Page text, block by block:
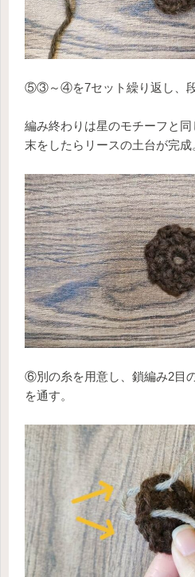
⑤③～④を7セット繰り返し、段
編み終わりは星のモチーフと
末をしたらリースの土台が完成
⑥別の糸を用意し、鎖編み2目
を通す。